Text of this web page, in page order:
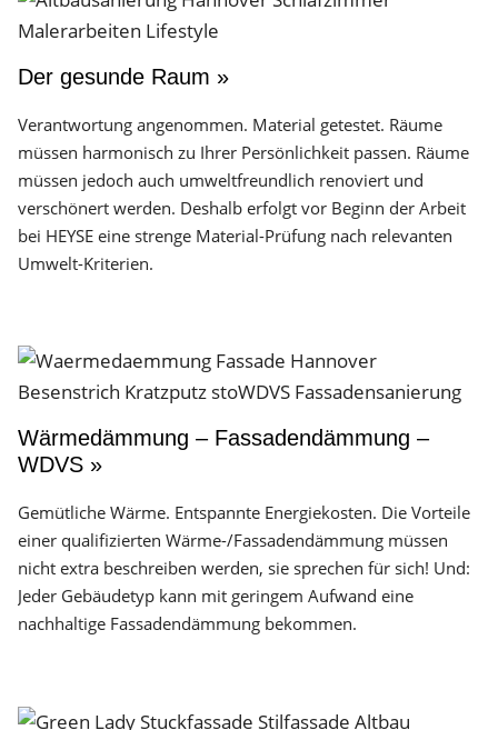
Der gesunde Raum »
Verantwortung angenommen. Material getestet. Räume
müssen harmonisch zu Ihrer Persönlichkeit passen. Räume
müssen jedoch auch umweltfreundlich renoviert und
verschönert werden. Deshalb erfolgt vor Beginn der Arbeit
bei HEYSE eine strenge Material-Prüfung nach relevanten
Umwelt-Kriterien.
Wärmedämmung – Fassadendämmung –
WDVS »
Gemütliche Wärme. Entspannte Energiekosten. Die Vorteile
einer qualifizierten Wärme-/Fassadendämmung müssen
nicht extra beschreiben werden, sie sprechen für sich! Und:
Jeder Gebäudetyp kann mit geringem Aufwand eine
nachhaltige Fassadendämmung bekommen.